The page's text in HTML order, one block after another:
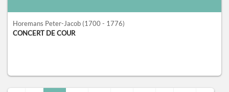
Horemans Peter-Jacob (1700 - 1776)
CONCERT DE COUR